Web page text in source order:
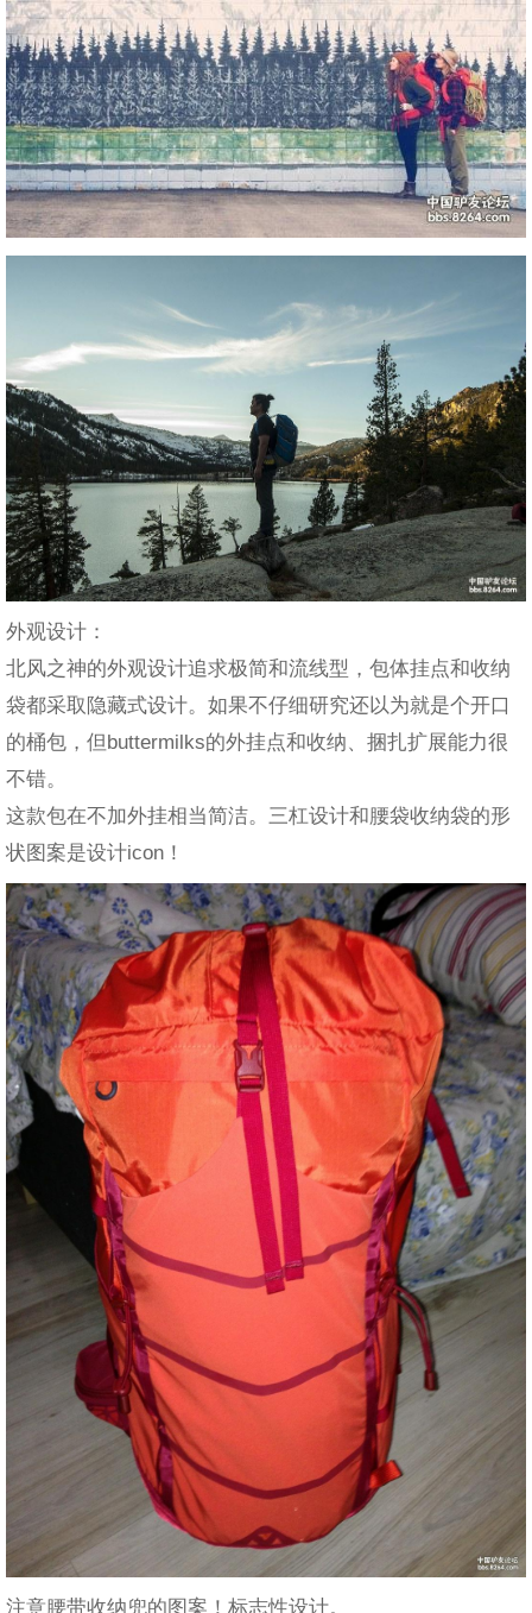
外观设计：
北风之神的外观设计追求极简和流线型，包体挂点和收纳
袋都采取隐藏式设计。如果不仔细研究还以为就是个开口
的桶包，但buttermilks的外挂点和收纳、捆扎扩展能力很
不错。
这款包在不加外挂相当简洁。三杠设计和腰袋收纳袋的形
状图案是设计icon！
注意腰带收纳兜的图案！标志性设计。